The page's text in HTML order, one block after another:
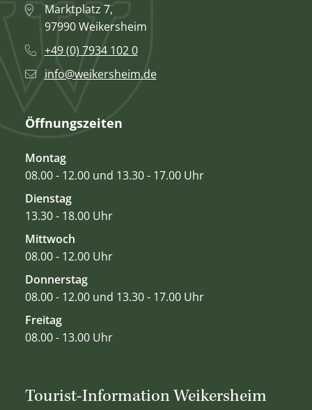
Marktplatz 7,
97990 Weikersheim
+49 (0) 7934 102 0
info@weikersheim.de
Öffnungszeiten
Montag
08.00 - 12.00 und 13.30 - 17.00 Uhr
Dienstag
13.30 - 18.00 Uhr
Mittwoch
08.00 - 12.00 Uhr
Donnerstag
08.00 - 12.00 und 13.30 - 17.00 Uhr
Freitag
08.00 - 13.00 Uhr
Tourist-Information Weikersheim